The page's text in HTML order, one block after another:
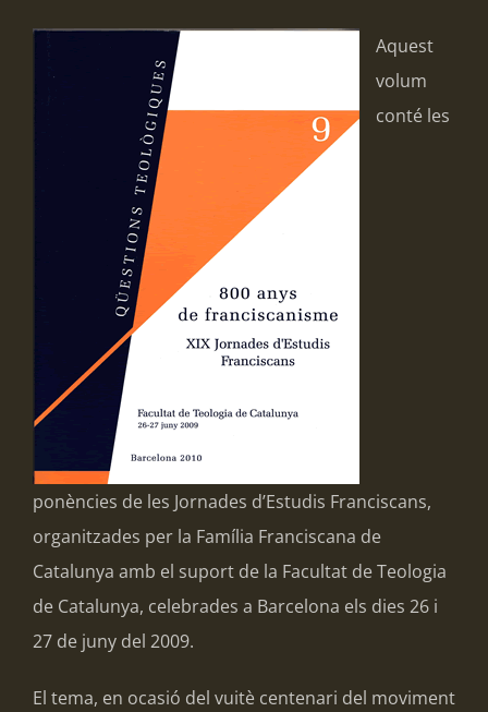
Aquest
volum
conté les
ponències de les Jornades d’Estudis Franciscans,
organitzades per la Família Franciscana de
Catalunya amb el suport de la Facultat de Teologia
de Catalunya, celebrades a Barcelona els dies 26 i
27 de juny del 2009.
El tema, en ocasió del vuitè centenari del moviment